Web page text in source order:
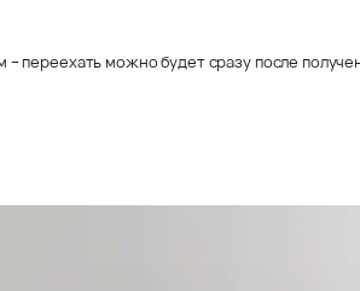
переехать можно будет сразу после